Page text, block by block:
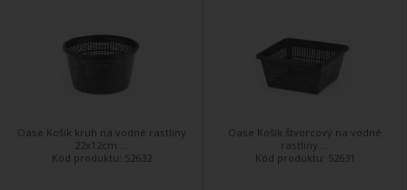
Oase Košík kruh na vodné rastliny
22x12cm ...
Kód produktu: 52632
Oase Košík štvorcový na vodné
rastliny ...
Kód produktu: 52631